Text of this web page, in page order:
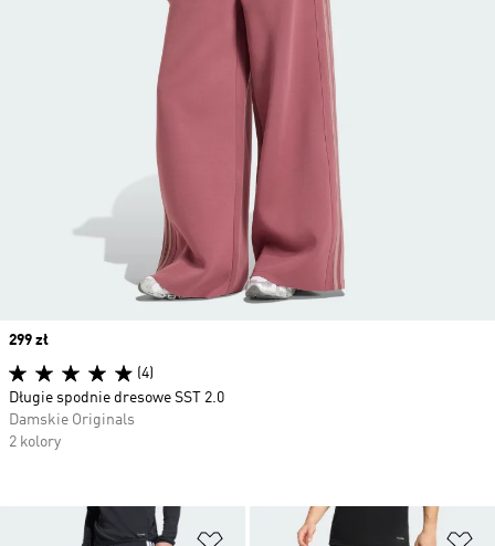
Dodaj do listy życzeń
Price
299 zł
(4)
Długie spodnie dresowe SST 2.0
Damskie Originals
2 kolory